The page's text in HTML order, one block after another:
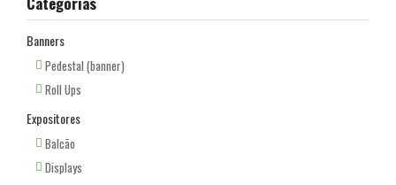
Banners
Pedestal (banner)
Roll Ups
Expositores
Balcão
Displays